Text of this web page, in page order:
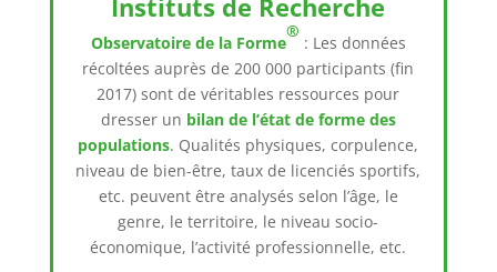
Instituts de Recherche
Observatoire de la Forme
®
: Les données
récoltées auprès de 200 000 participants (fin
2017) sont de véritables ressources pour
dresser un bilan de l’état de forme des
populations. Qualités physiques, corpulence,
niveau de bien-être, taux de licenciés sportifs,
etc. peuvent être analysés selon l’âge, le
genre, le territoire, le niveau socio-
économique, l’activité professionnelle, etc.